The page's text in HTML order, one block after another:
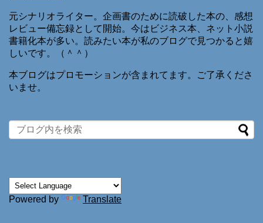
元シナリオライター。企画書のために読破した本の、感想
レビュー備忘録として開始。今はビジネス本、ネット小説
書籍化本が多い。読みたい本が私のブログで見つかると嬉
しいです。（＾＾）
本ブログはプロモーションが含まれてます。ご了承くださ
いませ。
Powered by Translate